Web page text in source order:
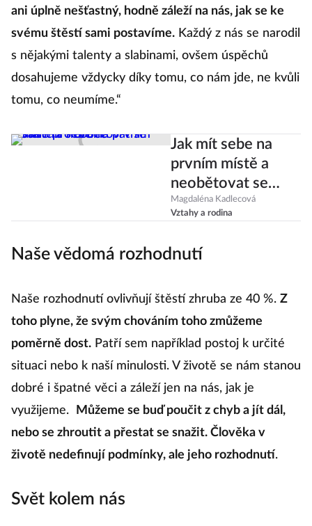
ani úplně nešťastný, hodně záleží na nás, jak se ke
svému štěstí sami postavíme. Každý z nás se narodil
s nějakými talenty a slabinami, ovšem úspěchů
dosahujeme vždycky díky tomu, co nám jde, ne kvůli
tomu, co neumíme.“
Jak mít sebe na
prvním místě a
neobětovat se
stále pro druhé
Magdaléna Kadlecová
Vztahy a rodina
Naše vědomá rozhodnutí
Naše rozhodnutí ovlivňují štěstí zhruba ze 40 %. Z
toho plyne, že svým chováním toho zmůžeme
poměrně dost. Patří sem například postoj k určité
situaci nebo k naší minulosti. V životě se nám stanou
dobré i špatné věci a záleží jen na nás, jak je
využijeme.
Můžeme se buď poučit z chyb a jít dál,
nebo se zhroutit a přestat se snažit. Člověka v
životě nedefinují podmínky, ale jeho rozhodnutí.
Svět kolem nás